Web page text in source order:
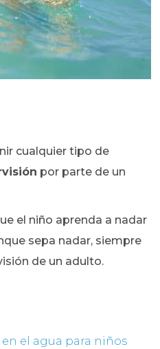
cualquier tipo de
por parte de un
el niño aprenda a nadar
sepa nadar, siempre
de un adulto.
el agua para niños